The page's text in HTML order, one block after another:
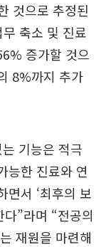
것으로 추정된
축소 및 진료
증가할 것으
8%까지 추가
기능은 적극
능한 진료와 연
면서 ‘최후의 보
”라며 “전공의
재원을 마련해